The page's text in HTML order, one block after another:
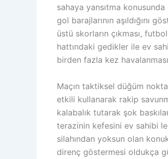
sahaya yansıtma
gol barajlarının aşıldığını
üstü skorların çıkması,
hattındaki gedikler ile ev
birden fazla kez
Maçın taktiksel düğüm
etkili kullanarak rakip
kalabalık tutarak şok
terazinin kefesini ev sahibi
silahından yoksun olan
direnç göstermesi oldukça